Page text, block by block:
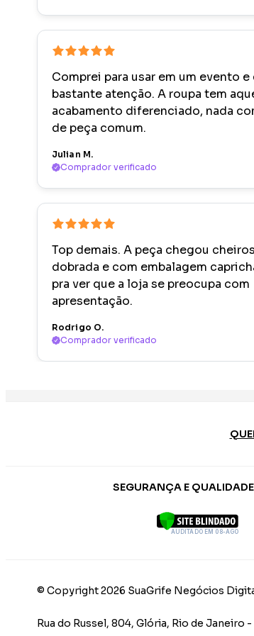
Comprei para usar em um evento e
bastante atenção. A roupa tem
acabamento diferenciado, nada
de peça comum.
Julian M.
Comprador verificado
Top demais. A peça chegou
dobrada e com embalagem
pra ver que a loja se preocupa com
apresentação.
Rodrigo O.
Comprador verificado
SEGURANÇA E QUALIDADE
AUDITADO EM 08-AGO
© Copyright 2026 SuaGrife Negócios
Rua do Russel, 804, Glória, Rio de Janeiro -